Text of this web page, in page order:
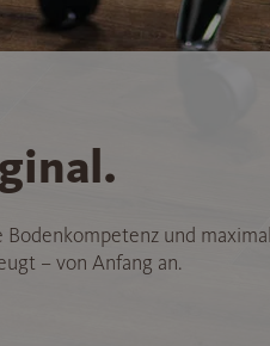
und
– von Anfang an.